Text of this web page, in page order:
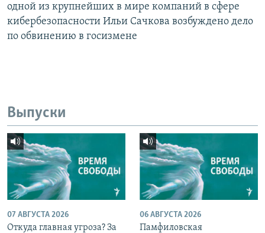
одной из крупнейших в мире компаний в сфере
кибербезопасности Ильи Сачкова возбуждено дело
по обвинению в госизмене
Выпуски
07 АВГУСТА 2026
Откуда главная угроза? За
06 АВГУСТА 2026
Памфиловская